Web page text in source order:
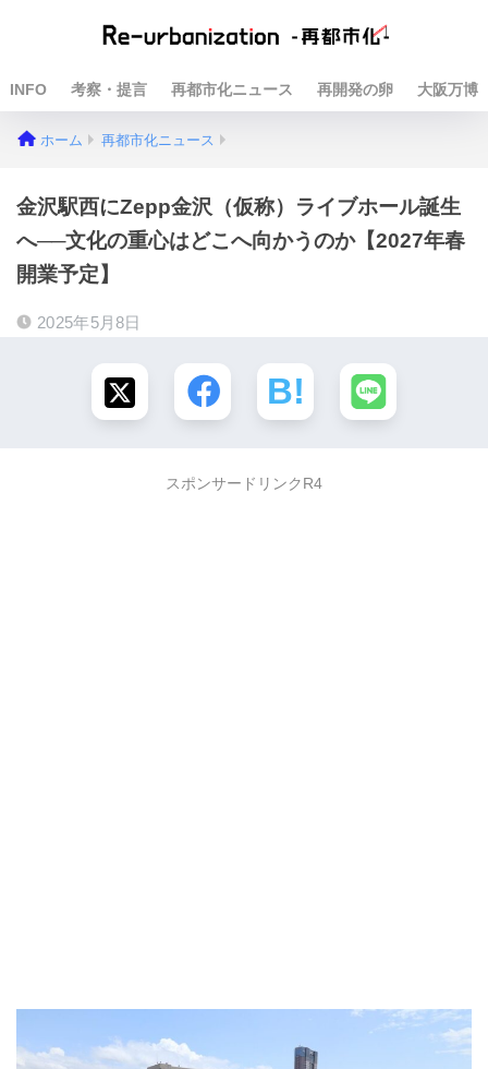
INFO 考察・提言 再都市化ニュース 再開発の卵 大阪万博
ホーム 再都市化ニュース
金沢駅西にZepp金沢（仮称）ライブホール誕生
へ──文化の重心はどこへ向かうのか【2027年春
開業予定】
2025年5月8日
スポンサードリンクR4